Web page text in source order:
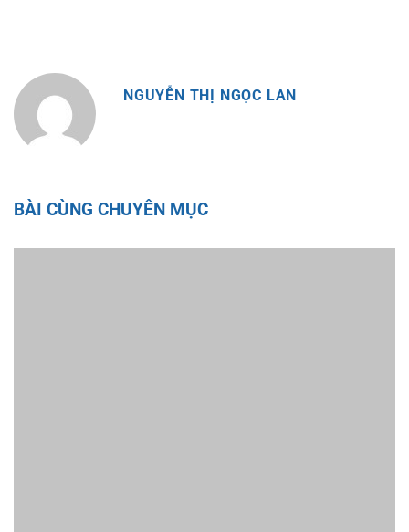
NGUYỄN THỊ NGỌC LAN
BÀI CÙNG CHUYÊN MỤC